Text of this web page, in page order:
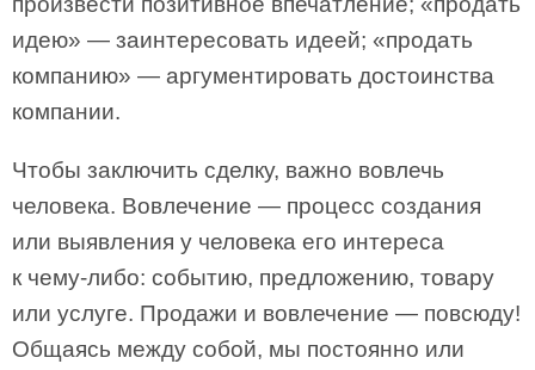
идею» — заинтересовать идеей; «продать
компанию» — аргументировать достоинства
компании.
Чтобы заключить сделку, важно вовлечь
человека. Вовлечение — процесс создания
или выявления у человека его интереса
к чему-либо: событию, предложению, товару
или услуге. Продажи и вовлечение — повсюду!
Общаясь между собой, мы постоянно или